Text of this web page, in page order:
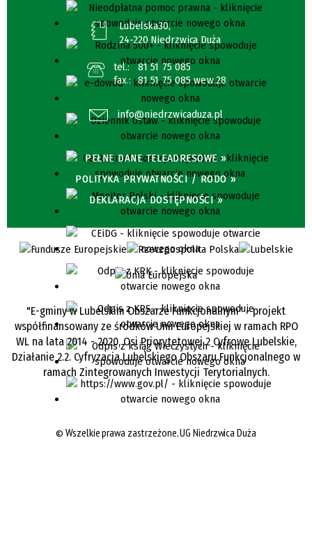
Lubelska30,
24-220 Niedrzwica Duża
tel.:
81 51 75 085
fax.:
81 51 75 085 wew.28
info@niedrzwicaduza.pl
PEŁNE DANE TELEADRESOWE »
POLITYKA PRYWATNOŚCI / RODO »
DEKLARACJA DOSTĘPNOŚCI »
"E-gminy w Lubelskim Obszarze Funkcjonalnym" - projekt
współfinansowany ze środków Unii Europejskiej w ramach RPO
WL na lata 2014 - 2020, Osi Priorytetowej 2 Cyfrowe Lubelskie,
Działanie 2.2. Cyfryzacja Lubelskiego Obszaru Funkcjonalnego w
ramach Zintegrowanych Inwestycji Terytorialnych.
©Wszelkie prawa zastrzeżone, UG Niedrzwica Duża